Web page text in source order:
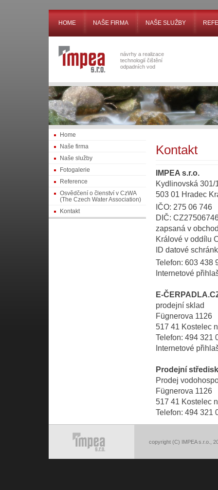
HOME NAŠE FIRMA NAŠE SLUŽBY
návrhy a realizace
technologií čištění
odpadních vod
Home
Naše firma
Naše služby
Fotogalerie
Reference
Osvědčení o členství v CzWA
(The Czech Water Association)
Kontakt
Kontakt
IMPEA s.r.o.
Kydlinovská 301/
503 01 Hradec
IČO: 275 06 746
DIČ:
zapsaná v
Králové v oddílu
ID datové
Telefon: 603 438
Internetové
E-
prodejní sklad
Fügnerova 1126
517 41 Kostelec
Telefon: 494 321
Internetové
Prodejní
Prodej
Fügnerova 1126
517 41 Kostelec
Telefon: 494 321
copyright (C) IMPEA s.r.o.,